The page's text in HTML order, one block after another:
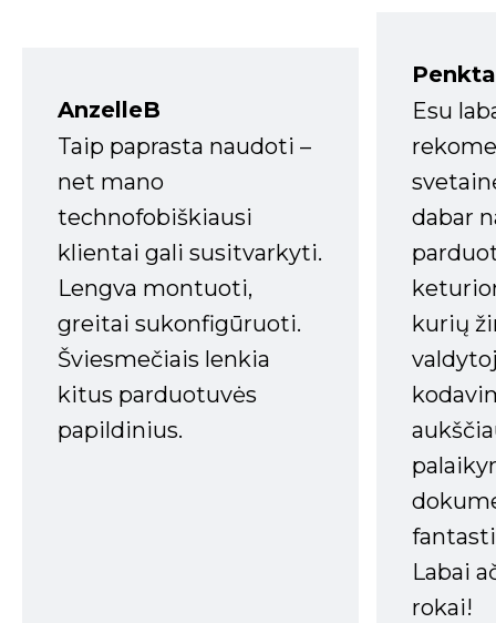
AnzelleB
Taip paprasta naudoti –
net mano
technofobiškiausi
klientai gali susitvarkyti.
Lengva montuoti,
greitai sukonfigūruoti.
Šviesmečiais lenkia
kitus parduotuvės
papildinius.
Esu
dabar
kurių
Labai
rokai!